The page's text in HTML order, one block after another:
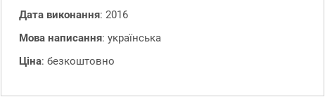
Дата виконання: 2016
Мова написання: українська
Ціна: безкоштовно